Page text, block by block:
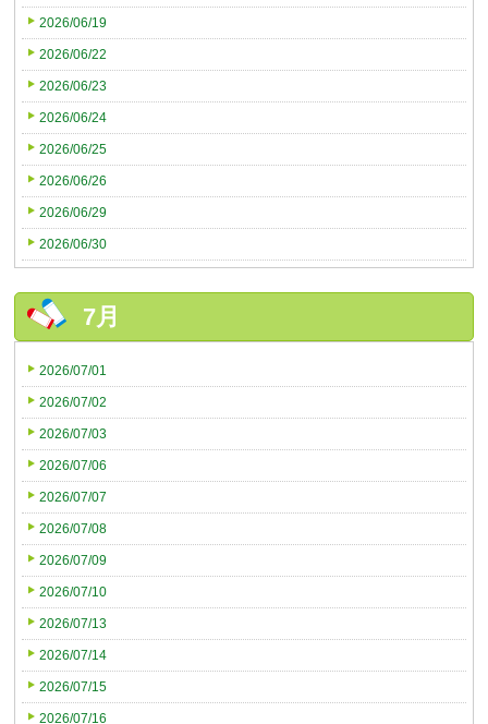
2026/06/19
2026/06/22
2026/06/23
2026/06/24
2026/06/25
2026/06/26
2026/06/29
2026/06/30
7月
2026/07/01
2026/07/02
2026/07/03
2026/07/06
2026/07/07
2026/07/08
2026/07/09
2026/07/10
2026/07/13
2026/07/14
2026/07/15
2026/07/16